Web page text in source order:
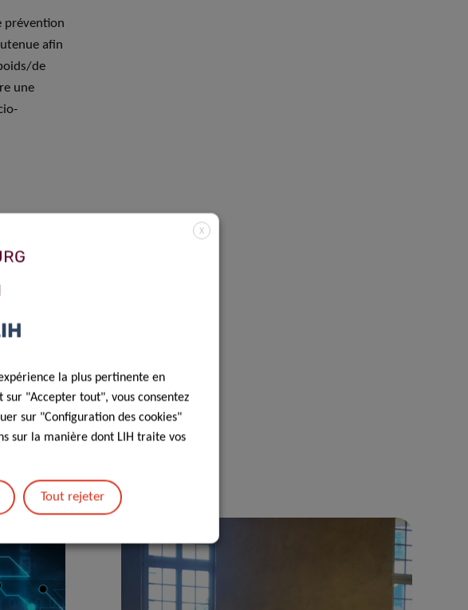
prévention
afin
de
une
du
X
la plus pertinente en
"Accepter tout", vous consentez
sur "Configuration des cookies"
sur la manière dont LIH traite vos
Tout rejeter